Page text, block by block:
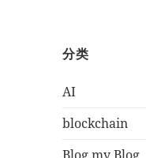
分类
AI
blockchain